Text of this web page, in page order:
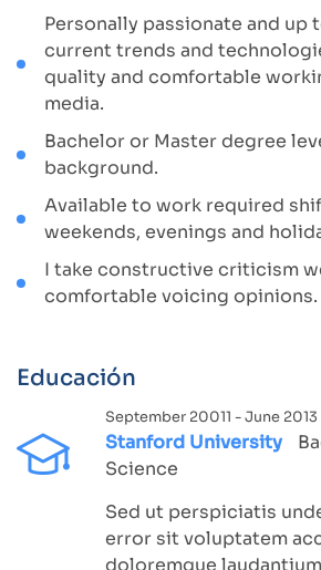
Personally passionate and up
current trends and
quality and comfortable
media.
Bachelor or Master degree
background.
Available to work required
weekends, evenings and
I take constructive criticism
comfortable voicing opinions.
Educación
September 20011 - June 2013
Stanford University
Science
Sed ut perspiciatis
error sit voluptatem
doloremque